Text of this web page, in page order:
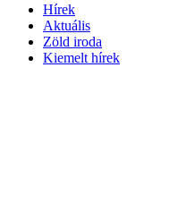
Hírek
Aktuális
Zöld iroda
Kiemelt hírek